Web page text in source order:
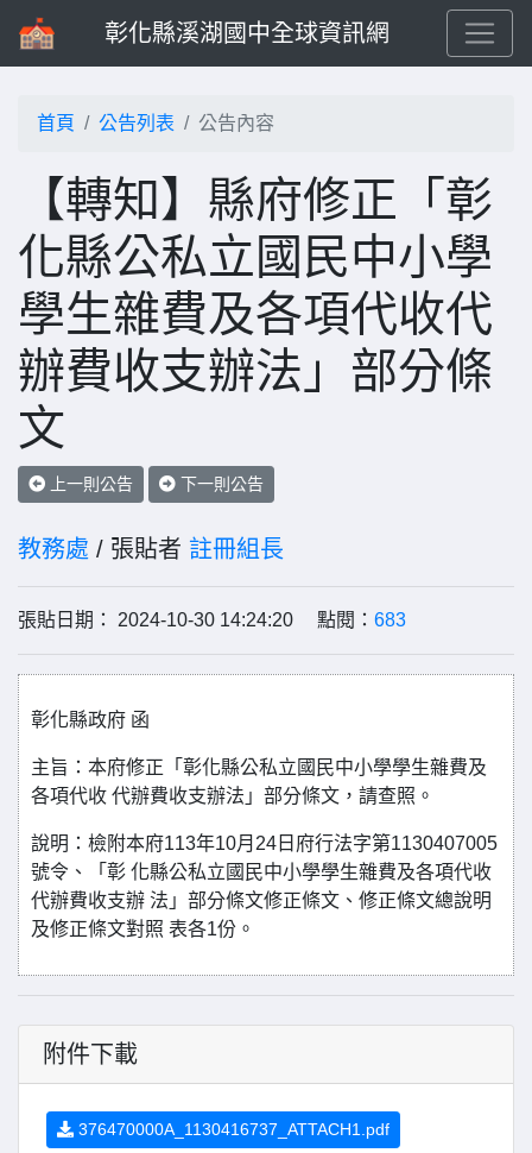
彰化縣溪湖國中全球資訊網
首頁 公告列表 公告內容
【轉知】縣府修正「彰
化縣公私立國民中小學
學生雜費及各項代收代
辦費收支辦法」部分條
文
上一則公告 下一則公告
教務處 / 張貼者 註冊組長
張貼日期： 2024-10-30 14:24:20 點閱： 683
彰化縣政府 函
主旨：本府修正「彰化縣公私立國民中小學學生雜費及
各項代收 代辦費收支辦法」部分條文，請查照。
說明：檢附本府113年10月24日府行法字第1130407005
號令、「彰 化縣公私立國民中小學學生雜費及各項代收
代辦費收支辦 法」部分條文修正條文、修正條文總說明
及修正條文對照 表各1份。
附件下載
376470000A_1130416737_ATTACH1.pdf